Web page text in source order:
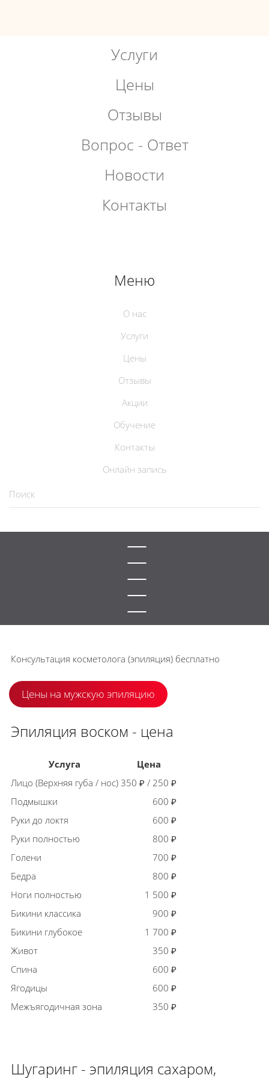
Услуги
Цены
Отзывы
Вопрос - Ответ
Новости
Контакты
Меню
О нас
Услуги
Цены
Отзывы
Акции
Обучение
Контакты
Онлайн запись
Консультация косметолога (эпиляция) бесплатно
Цены на мужскую эпиляцию
Эпиляция воском - цена
Услуга
Цена
Лицо (Верхняя губа / нос) 350 ₽ / 250 ₽
Подмышки
600 ₽
Руки до локтя
600 ₽
Руки полностью
800 ₽
Голени
700 ₽
Бедра
800 ₽
Ноги полностью
1 500 ₽
Бикини классика
900 ₽
Бикини глубокое
1 700 ₽
Живот
350 ₽
Спина
600 ₽
Ягодицы
600 ₽
Межъягодичная зона
350 ₽
Шугаринг - эпиляция сахаром,